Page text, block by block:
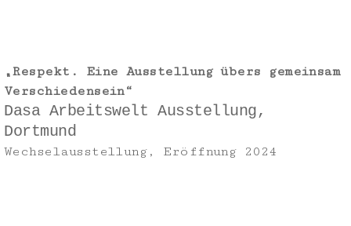
„Respekt. Eine Ausstellung übers gemeinsam
Verschiedensein“
Dasa Arbeitswelt Ausstellung,
Dortmund
Wechselausstellung, Eröffnung 2024